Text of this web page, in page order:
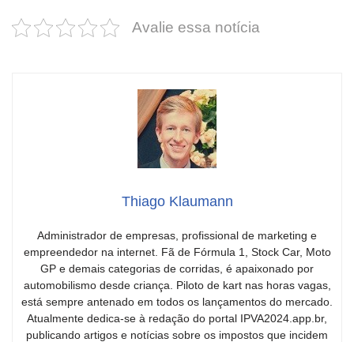
2025!
de emoção
Avalie essa notícia
Thiago Klaumann
Administrador de empresas, profissional de marketing e
empreendedor na internet. Fã de Fórmula 1, Stock Car, Moto
GP e demais categorias de corridas, é apaixonado por
automobilismo desde criança. Piloto de kart nas horas vagas,
está sempre antenado em todos os lançamentos do mercado.
Atualmente dedica-se à redação do portal IPVA2024.app.br,
publicando artigos e notícias sobre os impostos que incidem